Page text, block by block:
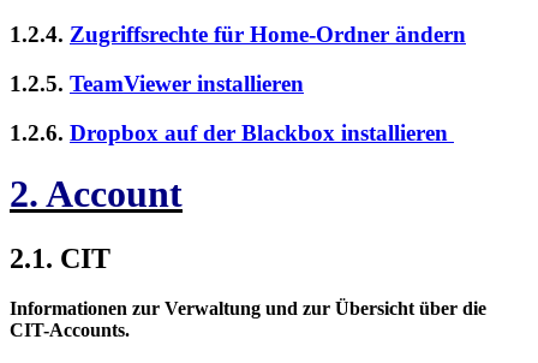
1.2.4. Zugriffsrechte für Home-Ordner ändern
1.2.5. TeamViewer installieren
1.2.6. Dropbox auf der Blackbox installieren
2. Account
2.1. CIT
Informationen zur Verwaltung und zur Übersicht über die
CIT-Accounts.